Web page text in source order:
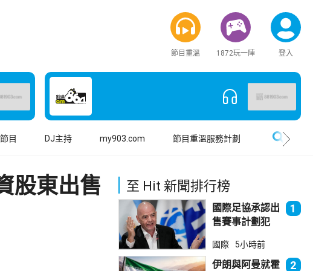
節目重溫 1872玩一陣 登入
目 DJ主持 my903.com 節目重溫服務計劃
股東出售
至 Hit 新聞排行榜
國際足協承認出
售賽事計劃犯
持恩芬天奴
1
國際 5小時前
伊朗與阿曼就霍 2